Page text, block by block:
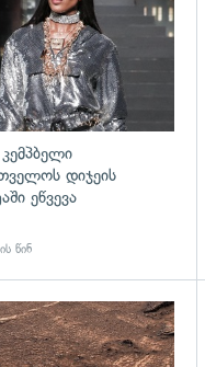
დიჯეის
ეწვევა
წინ